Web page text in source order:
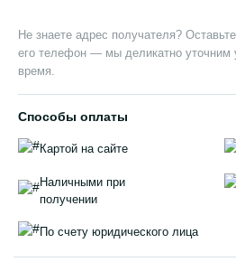
Не знаете адрес получателя?
его телефон — мы деликатно уточним
время.
Способы оплаты
Картой на сайте
Наличными при
получении
По счету юридического лица